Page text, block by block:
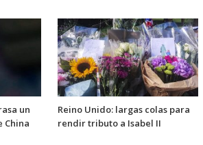
un
China
Reino Unido: largas colas para
rendir tributo a Isabel II